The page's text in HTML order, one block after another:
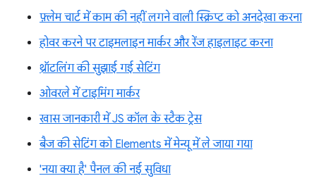
फ़्लेम चार्ट में काम की नहीं लगने वाली स्क्रिप्ट को अनदेखा करना
होवर करने पर टाइमलाइन मार्कर और रेंज हाइलाइट करना
थ्रॉटलिंग की सुझाई गई सेटिंग
ओवरले में टाइमिंग मार्कर
खास जानकारी में JS कॉल के स्टैक ट्रेस
बैज की सेटिंग को Elements में मेन्यू में ले जाया गया
'नया क्या है' पैनल की नई सुविधा